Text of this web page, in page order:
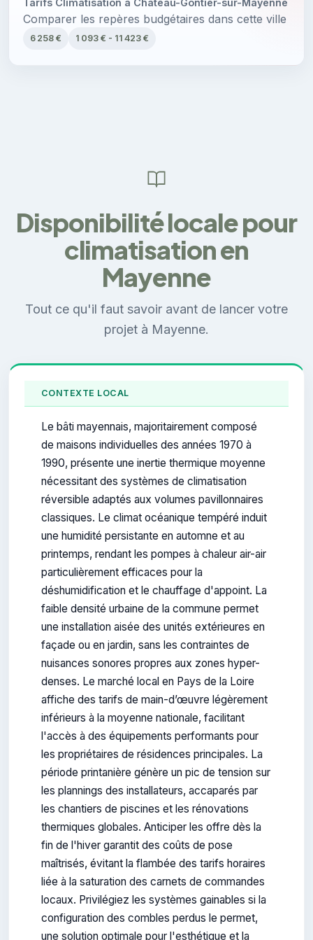
Tarifs Climatisation à Château-Gontier-sur-Mayenne
Comparer les repères budgétaires dans cette ville
6 258 € 1 093 € - 11 423 €
Disponibilité locale pour
climatisation en
Mayenne
Tout ce qu'il faut savoir avant de lancer votre
projet à Mayenne.
CONTEXTE LOCAL
Le bâti mayennais, majoritairement composé
de maisons individuelles des années 1970 à
1990, présente une inertie thermique moyenne
nécessitant des systèmes de climatisation
réversible adaptés aux volumes pavillonnaires
classiques. Le climat océanique tempéré induit
une humidité persistante en automne et au
printemps, rendant les pompes à chaleur air-air
particulièrement efficaces pour la
déshumidification et le chauffage d'appoint. La
faible densité urbaine de la commune permet
une installation aisée des unités extérieures en
façade ou en jardin, sans les contraintes de
nuisances sonores propres aux zones hyper-
denses. Le marché local en Pays de la Loire
affiche des tarifs de main-d’œuvre légèrement
inférieurs à la moyenne nationale, facilitant
l'accès à des équipements performants pour
les propriétaires de résidences principales. La
période printanière génère un pic de tension sur
les plannings des installateurs, accaparés par
les chantiers de piscines et les rénovations
thermiques globales. Anticiper les offre dès la
fin de l'hiver garantit des coûts de pose
maîtrisés, évitant la flambée des tarifs horaires
liée à la saturation des carnets de commandes
locaux. Privilégiez les systèmes gainables si la
configuration des combles perdus le permet,
une solution optimale pour l'esthétique et la